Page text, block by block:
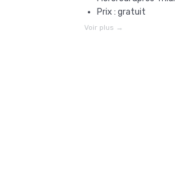
Prix : gratuit
Voir plus →